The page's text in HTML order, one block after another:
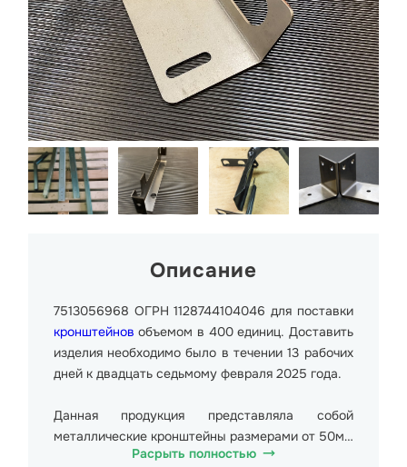
Описание
7513056968 ОГРН 1128744104046 для поставки
кронштейнов объемом в 400 единиц. Доставить
изделия необходимо было в течении 13 рабочих
дней к двадцать седьмому февраля 2025 года.
Данная продукция представляла собой
металлические кронштейны размерами от 50мм
до 350мм. Общий вес партии составил более 4
Расрыть полностью